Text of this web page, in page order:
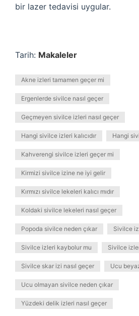
bir lazer tedavisi uygular.
Tarih: Makaleler
Akne izleri tamamen geçer mi
Ergenlerde sivilce nasıl geçer
Geçmeyen sivilce izleri nasıl geçer
Hangi sivilce izleri kalıcıdır Hangi
Kahverengi sivilce izleri geçer mi
Kirmizi sivilce izine ne iyi gelir
Kırmızı sivilce lekeleri kalıcı mıdır
Koldaki sivilce lekeleri nasıl geçer
Popoda sivilce neden çıkar Sivilce
Sivilce izleri kaybolur mu Sivilce
Sivilce skar izi nasıl geçer Ucu
Ucu olmayan sivilce neden çıkar
Yüzdeki delik izleri nasıl geçer